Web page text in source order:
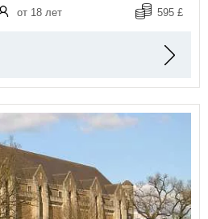
от 18 лет 595 £